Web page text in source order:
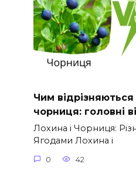
Чим відрізняються
чорниця: головні
Лохина і Чорниця:
Ягодами Лохина і
0 42